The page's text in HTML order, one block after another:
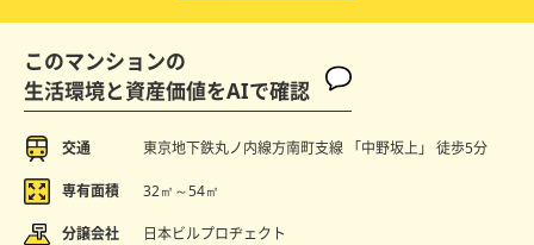
このマンションの
生活環境と資産価値をAIで確認
交通 東京地下鉄丸ノ内線方南町支線 「中野坂上」 徒歩5分
専有面積 32㎡～54㎡
分譲会社 日本ビルプロヂェクト